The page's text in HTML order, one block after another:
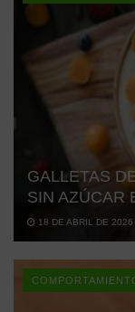
GALLETAS
SIN AZÚCAR
18 DE ABRIL DE 2026